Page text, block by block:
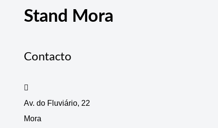
Stand Mora
Contacto
Av. do Fluviário, 22
Mora